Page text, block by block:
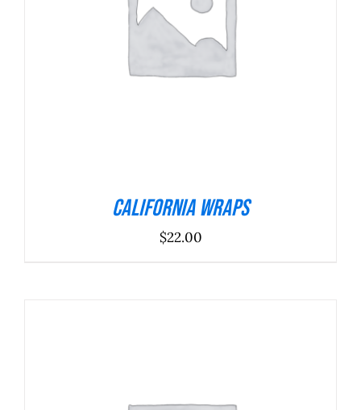
ADICIONAR DETALHES
California Wraps
$22.00